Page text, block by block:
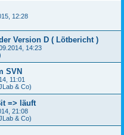
12:28
Version D ( Lötbericht )
14:23
SVN
11:01
& Co)
=> läuft
21:08
& Co)